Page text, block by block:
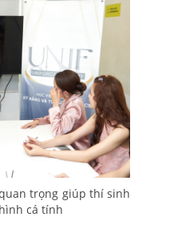
trọng giúp thí sinh
cá tính